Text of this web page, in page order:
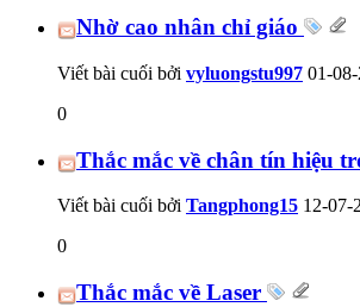
Nhờ cao nhân chỉ giáo
Viết bài cuối bởi vyluongstu997 01-
0
Thắc mắc về chân tín hiệu
Viết bài cuối bởi Tangphong15 12-07-
0
Thắc mắc về Laser